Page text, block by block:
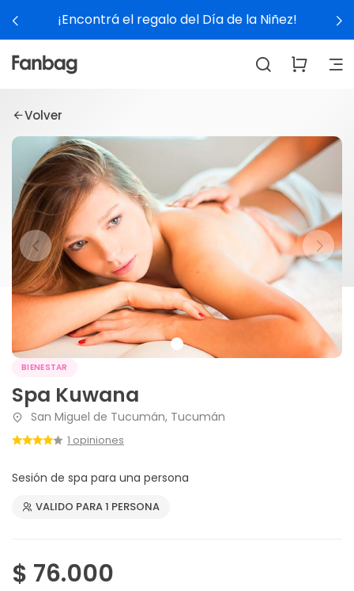
¡Encontrá el regalo del Día de la Niñez!
Volver
BIENESTAR
Spa Kuwana
San Miguel de Tucumán, Tucumán
1 opiniones
Sesión de spa para una persona
VALIDO PARA 1 PERSONA
$ 76.000